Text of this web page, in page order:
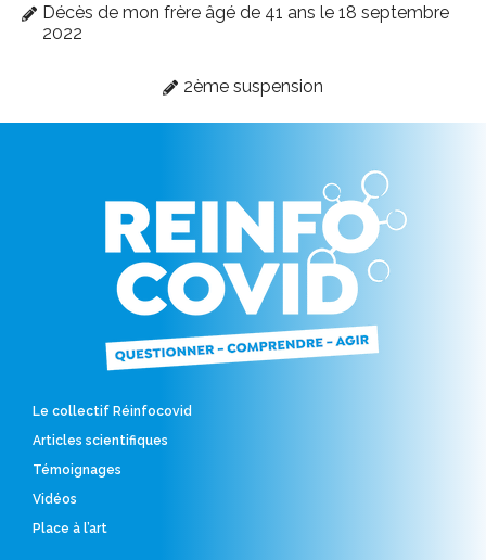
Décès de mon frère âgé de 41 ans le 18 septembre
2022
2ème suspension
Le collectif Réinfocovid
Articles scientifiques
Témoignages
Vidéos
Place à l’art